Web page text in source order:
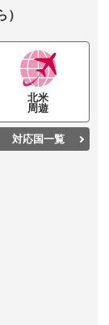
北米
周遊
対応国一覧